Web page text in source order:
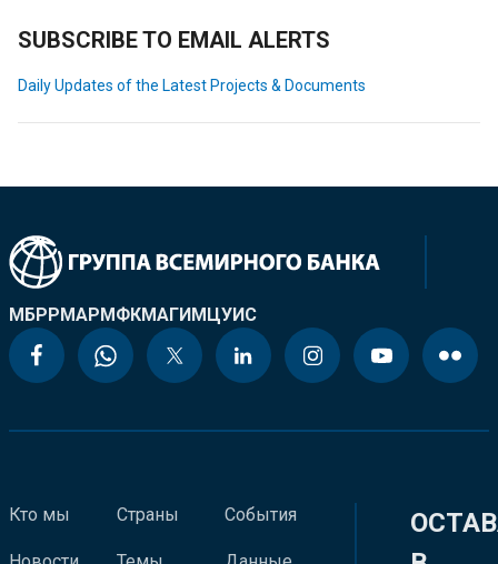
SUBSCRIBE TO EMAIL ALERTS
Daily Updates of the Latest Projects & Documents
МБРРМАРМФКМАГИМЦУИС
Кто мы Страны События